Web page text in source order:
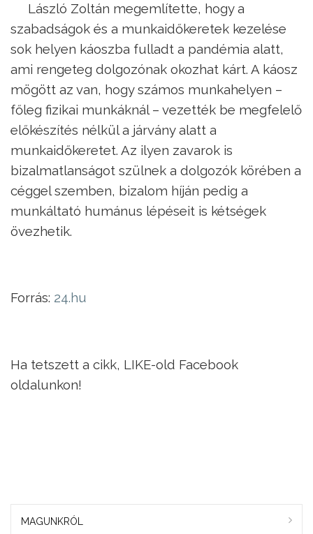
László Zoltán megemlítette, hogy a
szabadságok és a munkaidőkeretek kezelése
sok helyen káoszba fulladt a pandémia alatt,
ami rengeteg dolgozónak okozhat kárt. A káosz
mögött az van, hogy számos munkahelyen –
főleg fizikai munkáknál – vezették be megfelelő
előkészítés nélkül a járvány alatt a
munkaidőkeretet. Az ilyen zavarok is
bizalmatlanságot szülnek a dolgozók körében a
céggel szemben, bizalom híján pedig a
munkáltató humánus lépéseit is kétségek
övezhetik.
Forrás: 24.hu
Ha tetszett a cikk, LIKE-old Facebook
oldalunkon!
MAGUNKRÓL